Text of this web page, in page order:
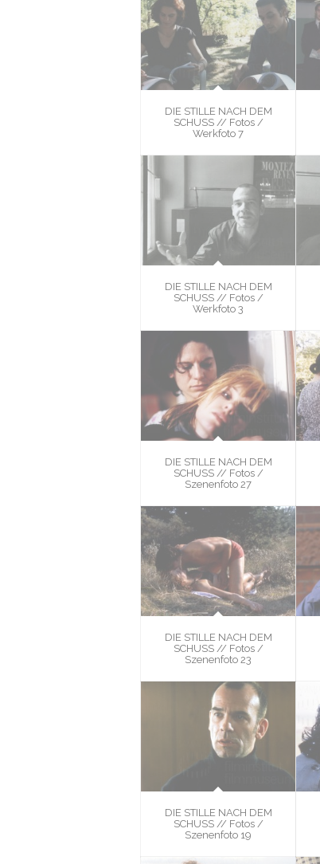
DIE STILLE NACH DEM
SCHUSS // Fotos /
Werkfoto 7
DIE STILLE NACH DEM
SCHUSS // Fotos /
Werkfoto 3
DIE STILLE NACH DEM
SCHUSS // Fotos /
Szenenfoto 27
DIE STILLE NACH DEM
SCHUSS // Fotos /
Szenenfoto 23
DIE STILLE NACH DEM
SCHUSS // Fotos /
Szenenfoto 19